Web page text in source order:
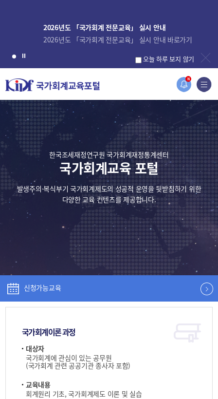
N
2026년도 「국가회계 전문교육」 실시 안내
2026년도 「국가회계 전문교육」 실시 안내 바로가기
오늘 하루 보지 않기
한국조세재정연구원 국가회계재정통계센터
국가회계교육 포털
발생주의·복식부기 국가회계제도의 성공적 운영을 뒷받침하기 위한
다양한 교육 컨텐츠를 제공합니다.
신청가능교육
국가회계이론 과정
대상자
국가회계에 관심이 있는 공무원
(국가회계 관련 공공기관 종사자 포함)
교육내용
회계원리 기초, 국가회계제도 이론 및 실습